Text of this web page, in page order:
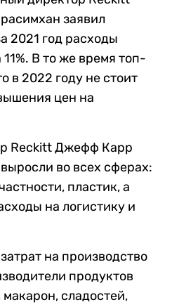
заявил
2021 год расходы
В то же время топ-
в 2022 году не стоит
цен на
Reckitt Джефф Карр
во всех сферах:
пластик, а
на логистику и
на производство
продуктов
сладостей,